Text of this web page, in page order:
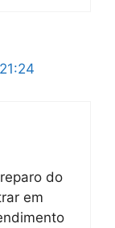
do
em